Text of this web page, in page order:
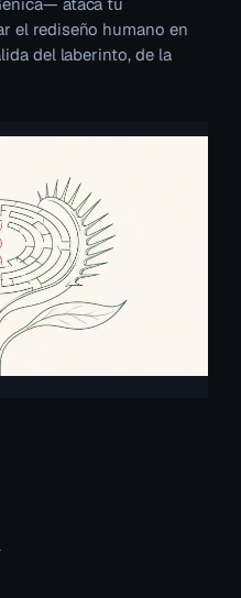
el rediseño humano en
del laberinto, de la
,